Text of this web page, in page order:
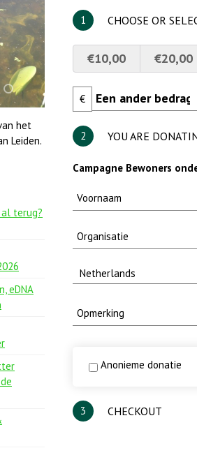
1 CHOOSE OR
€10,00 €20,00
€
2 YOU ARE
Campagne Bewoners
Anonieme donatie
3 CHECKOUT
nieuwsbrief-fuut met baars
5 snoekje MOOI
28 brasem en rietvoorns 4a verscherpt
1 snoekje elly
karper met kattenklimtouw
het
Leiden.
terug?
eDNA